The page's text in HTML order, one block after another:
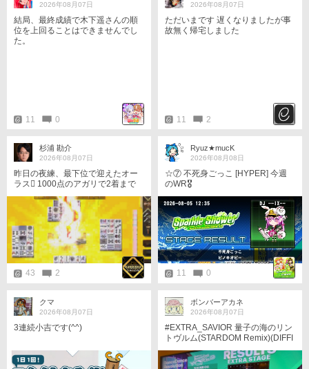
2026年08月07日
結局、最終成績で木下遥さんの順
位を上回ることはできませんでし
た。
11 0
2026年08月07日
ただいまです 遅くなりましたが事
故無く帰宅しました
11 2
杉浦 勘介
2026年08月07日
昨日の夜練、最下位で迎えたオー
ラス󾠋️ 1000点のアガリで2着まで
上がるので当然役牌はポン！ 受け
入れは狭くなるけど、夢ルートを
一筋残したのが大正解󾭄️ 逆転トッ
プ取れました！󾌶️ 本日も22時半
頃〜夜練半荘です！ ギウラー軍稽
古よろしくお願いします󾭠
43 2
Ryuz★mucK
2026年08月08日
☆⑦ 不死身ごっこ [HYPER] 今週
のWR🎖️
11 0
クマ
2026年08月07日
3連続小吉です(^^)
ボンバーアカネ
2026年08月07日
#EXTRA_SAVIOR 量子の海のリン
トヴルム(STARDOM Remix)(DIFFI